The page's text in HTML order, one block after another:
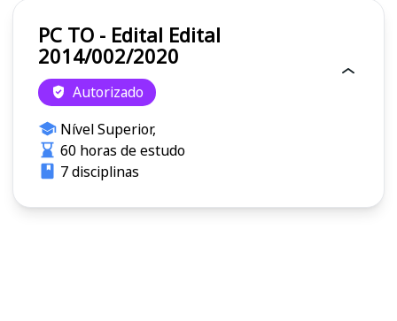
PC TO - Edital Edital
2014/002/2020
Autorizado
Nível Superior,
60 horas de estudo
7 disciplinas